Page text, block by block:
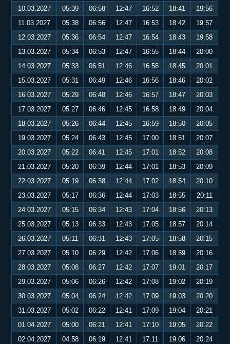
10.03.2027
05:39 06:58 12:47 16:52 18:41
19:56
11.03.2027
05:38 06:56 12:47 16:53 18:42
19:57
12.03.2027
05:36 06:54 12:47 16:54 18:43
19:58
13.03.2027
05:34 06:53 12:47 16:55 18:44
20:00
14.03.2027
05:33 06:51 12:46 16:56 18:45
20:01
15.03.2027
05:31 06:49 12:46 16:56 18:46
20:02
16.03.2027
05:29 06:48 12:46 16:57 18:47
20:03
17.03.2027
05:27 06:46 12:45 16:58 18:49
20:04
18.03.2027
05:26 06:44 12:45 16:59 18:50
20:05
19.03.2027
05:24 06:43 12:45 17:00 18:51
20:07
20.03.2027
05:22 06:41 12:45 17:01 18:52
20:08
21.03.2027
05:20 06:39 12:44 17:01 18:53
20:09
22.03.2027
05:19 06:38 12:44 17:02 18:54
20:10
23.03.2027
05:17 06:36 12:44 17:03 18:55
20:11
24.03.2027
05:15 06:34 12:43 17:04 18:56
20:13
25.03.2027
05:13 06:33 12:43 17:05 18:57
20:14
26.03.2027
05:11 06:31 12:43 17:05 18:58
20:15
27.03.2027
05:10 06:29 12:42 17:06 18:59
20:16
28.03.2027
05:08 06:27 12:42 17:07 19:01
20:17
29.03.2027
05:06 06:26 12:42 17:08 19:02
20:19
30.03.2027
05:04 06:24 12:42 17:09 19:03
20:20
31.03.2027
05:02 06:22 12:41 17:09 19:04
20:21
01.04.2027
05:00 06:21 12:41 17:10 19:05
20:22
02.04.2027
04:58 06:19 12:41 17:11 19:06
20:24